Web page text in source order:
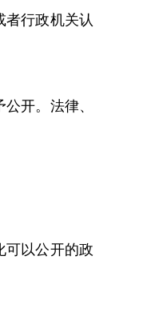
行政机关认
开。法律、
可以公开的政